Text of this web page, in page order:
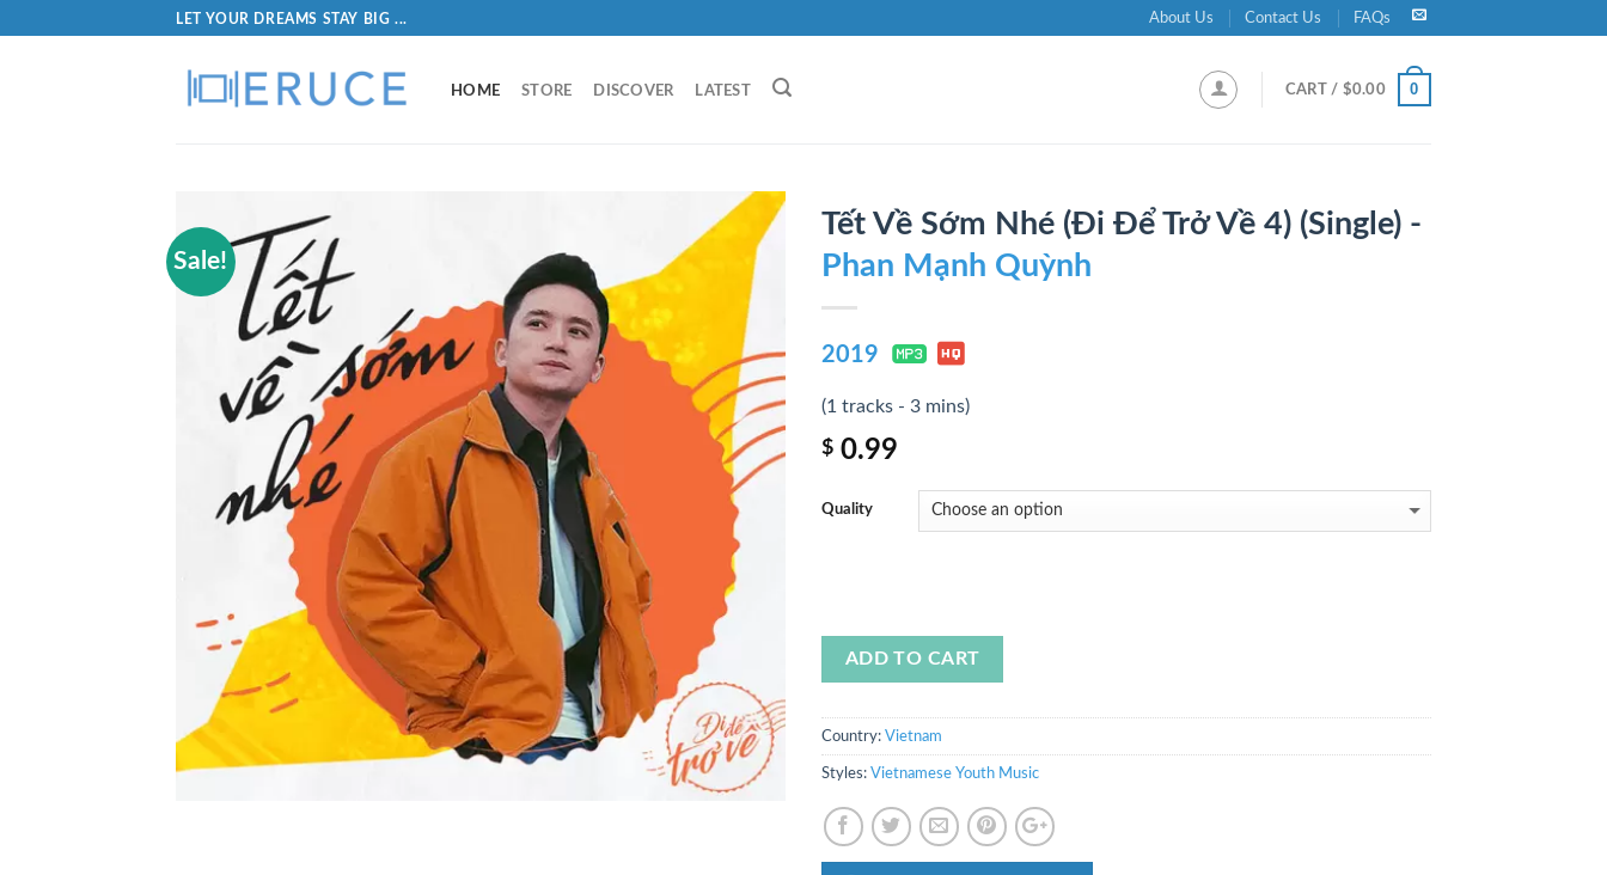
LET YOUR DREAMS STAY BIG ... About Us Contact Us FAQs
HOME STORE DISCOVER LATEST CART / $0.00 0
Sale!
Tết Về Sớm Nhé (Đi Để Trở Về 4) (Single) -
Phan Mạnh Quỳnh
2019
(1 tracks - 3 mins)
$ 0.99
Quality
ADD TO CART
Country: Vietnam
Styles: Vietnamese Youth Music